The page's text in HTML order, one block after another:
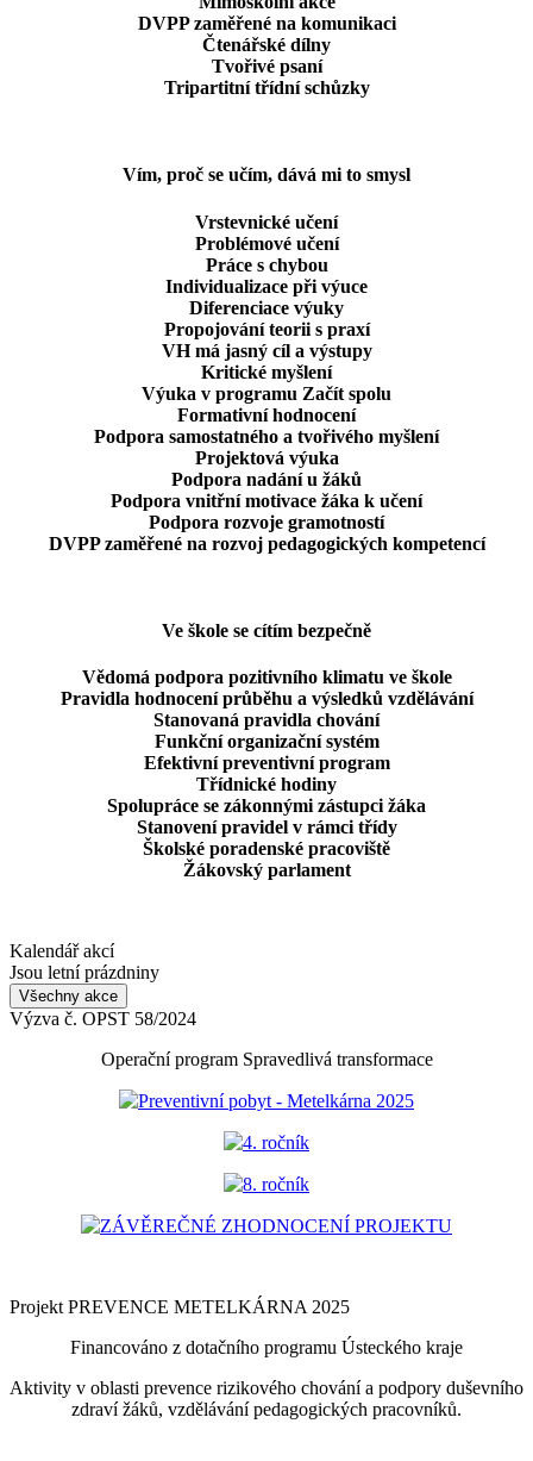
DVPP zaměřené na komunikaci
Čtenářské dílny
Tvořivé psaní
Tripartitní třídní schůzky
Vím, proč se učím, dává mi to smysl
Vrstevnické učení
Problémové učení
Práce s chybou
Individualizace při výuce
Diferenciace výuky
Propojování teorii s praxí
VH má jasný cíl a výstupy
Kritické myšlení
Výuka v programu Začít spolu
Formativní hodnocení
Podpora samostatného a tvořivého myšlení
Projektová výuka
Podpora nadání u žáků
Podpora vnitřní motivace žáka k učení
Podpora rozvoje gramotností
DVPP zaměřené na rozvoj pedagogických kompetencí
Ve škole se cítím bezpečně
Vědomá podpora pozitivního klimatu ve škole
Pravidla hodnocení průběhu a výsledků vzdělávání
Stanovaná pravidla chování
Funkční organizační systém
Efektivní preventivní program
Třídnické hodiny
Spolupráce se zákonnými zástupci žáka
Stanovení pravidel v rámci třídy
Školské poradenské pracoviště
Žákovský parlament
Kalendář akcí
Jsou letní prázdniny
Všechny akce
Výzva č. OPST 58/2024
Operační program Spravedlivá transformace
Preventivní pobyt - Metelkárna 2025
4. ročník
8. ročník
ZÁVĚREČNÉ ZHODNOCENÍ PROJEKTU
Projekt PREVENCE METELKÁRNA 2025
Financováno z dotačního programu Ústeckého kraje
Aktivity v oblasti prevence rizikového chování a podpory duševního
zdraví žáků, vzdělávání pedagogických pracovníků.